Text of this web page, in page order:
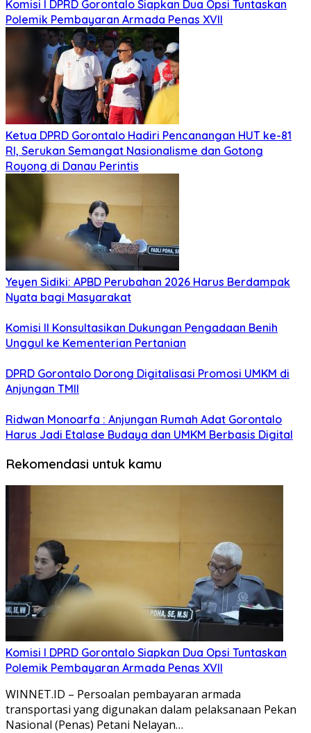
Komisi I DPRD Gorontalo Siapkan Dua Opsi Tuntaskan
Polemik Pembayaran Armada Penas XVII
Ketua DPRD Gorontalo Hadiri Pencanangan HUT ke-81
RI, Serukan Semangat Nasionalisme dan Gotong
Royong di Danau Perintis
Yeyen Sidiki: APBD Perubahan 2026 Harus Berdampak
Nyata bagi Masyarakat
Komisi II Konsultasikan Dukungan Pengadaan Benih
Unggul ke Kementerian Pertanian
DPRD Gorontalo Dorong Digitalisasi Promosi UMKM di
Anjungan TMII
Ridwan Monoarfa : Anjungan Rumah Adat Gorontalo
Harus Jadi Etalase Budaya dan UMKM Berbasis Digital
Rekomendasi untuk kamu
Komisi I DPRD Gorontalo Siapkan Dua Opsi Tuntaskan
Polemik Pembayaran Armada Penas XVII
WINNET.ID – Persoalan pembayaran armada
transportasi yang digunakan dalam pelaksanaan Pekan
Nasional (Penas) Petani Nelayan…